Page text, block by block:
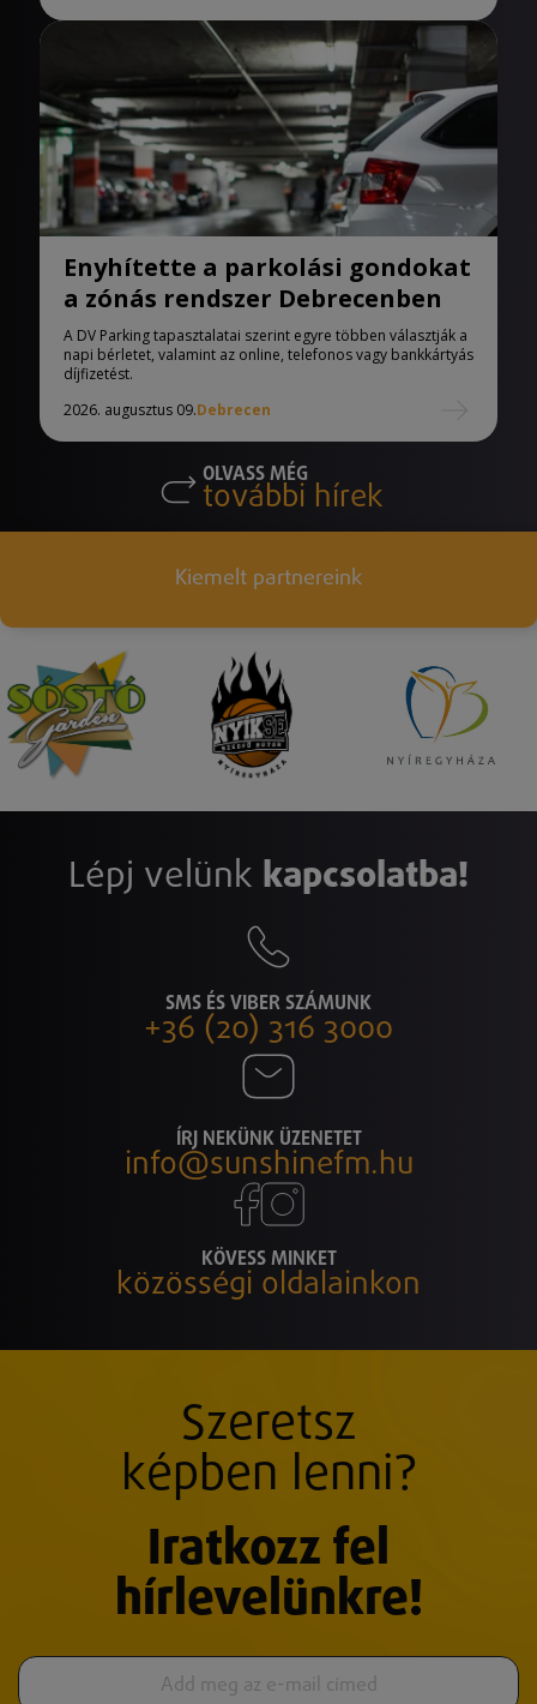
Enyhítette a parkolási gondokat
a zónás rendszer Debrecenben
A DV Parking tapasztalatai szerint egyre többen választják a
napi bérletet, valamint az online, telefonos vagy bankkártyás
díjfizetést.
2026. augusztus 09.Debrecen
OLVASS MÉG
további hírek
Kiemelt partnereink
Lépj velünk kapcsolatba!
SMS ÉS VIBER SZÁMUNK
+36 (20) 316 3000
ÍRJ NEKÜNK ÜZENETET
info@sunshinefm.hu
KÖVESS MINKET
közösségi oldalainkon
Szeretsz
képben lenni?
Iratkozz fel
hírlevelünkre!